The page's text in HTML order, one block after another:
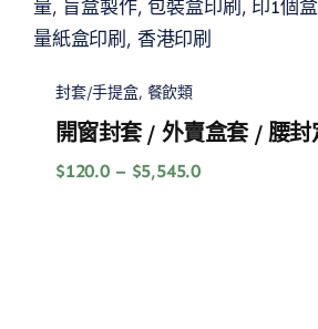
封套/手提盒, 餐飲類
開窗封套 / 外賣盒套 / 腰封
$120.0 – $5,545.0價